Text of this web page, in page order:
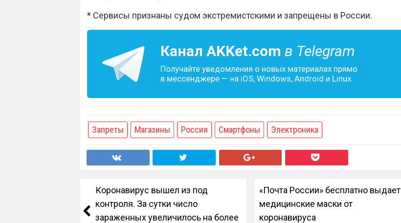
* Сервисы признаны судом экстремистскими и запрещены в России.
Канал AKKet.com в Telegram
Получайте уведомления о новых материалах прямо
в мессенджере — на iOS, Windows, Android и Linux.
Запреты Магазины Россия Смартфоны Электроника
Коронавирус вышел из под
контроля. За сутки число
зараженных увеличилось на более
«Почта России» бесплатно выдает
медицинские маски от
коронавируса